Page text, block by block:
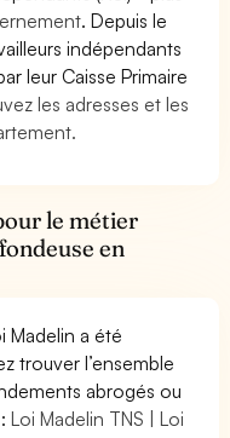
. Depuis le
indépendants
leur Caisse Primaire
les adresses et les
le métier
en
Madelin a été
trouver l’ensemble
abrogés ou
:Loi Madelin TNS | Loi